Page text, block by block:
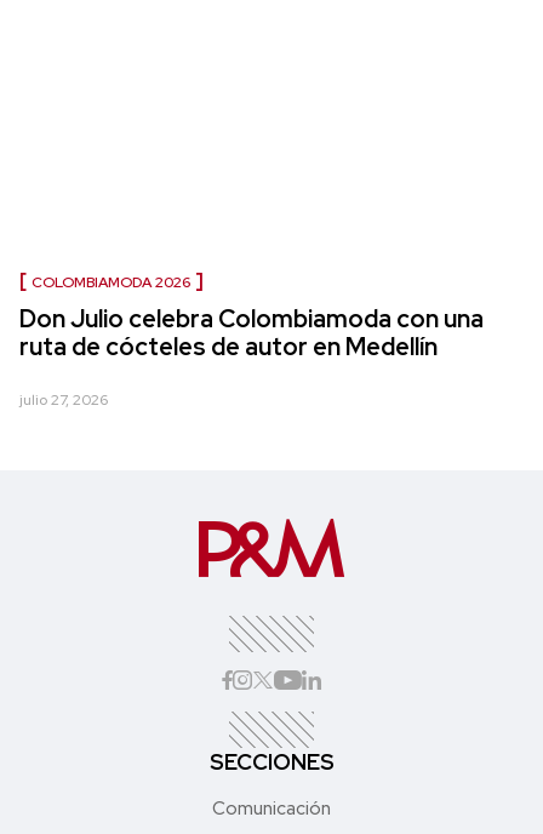
COLOMBIAMODA 2026
Don Julio celebra Colombiamoda con una
ruta de cócteles de autor en Medellín
julio 27, 2026
SECCIONES
Comunicación